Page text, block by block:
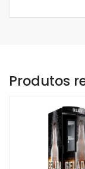
Produtos